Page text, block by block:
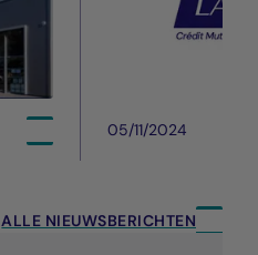
05/11/2024
ALLE NIEUWSBERICHTEN